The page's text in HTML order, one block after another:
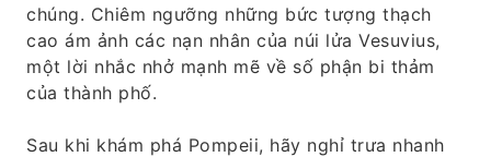
chúng. Chiêm ngưỡng những bức tượng thạch
cao ám ảnh các nạn nhân của núi lửa Vesuvius,
một lời nhắc nhở mạnh mẽ về số phận bi thảm
của thành phố.
Sau khi khám phá Pompeii, hãy nghỉ trưa nhanh